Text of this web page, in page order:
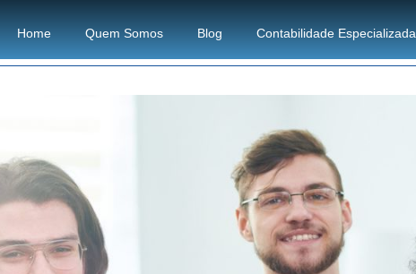
Home Quem Somos Blog Contabilidade Especializada